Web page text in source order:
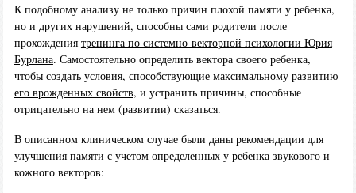
К подобному анализу не только причин плохой памяти у ребенка,
но и других нарушений, способны сами родители после
прохождения тренинга по системно-векторной психологии Юрия
Бурлана. Самостоятельно определить вектора своего ребенка,
чтобы создать условия, способствующие максимальному развитию
его врожденных свойств, и устранить причины, способные
отрицательно на нем (развитии) сказаться.
В описанном клиническом случае были даны рекомендации для
улучшения памяти с учетом определенных у ребенка звукового и
кожного векторов: